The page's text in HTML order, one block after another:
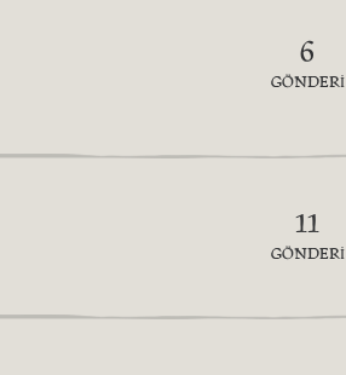
6
GÖNDERI
11
GÖNDERI